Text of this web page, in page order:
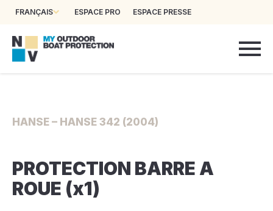
FRANÇAIS ESPACE PRO ESPACE PRESSE
HANSE – HANSE 342 (2004)
PROTECTION BARRE A
ROUE (x1)